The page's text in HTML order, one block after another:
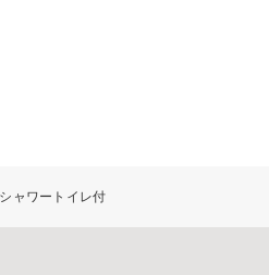
ャワートイレ付